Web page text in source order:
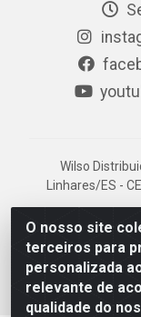
O nosso site
terceiros para
personalizada
relevante de
qualidade do
Wilso
Linhares/ES -